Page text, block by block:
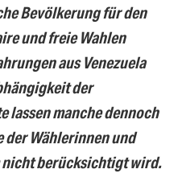
Bevölkerung für den
und freie Wahlen
aus Venezuela
der
lassen manche dennoch
der Wählerinnen und
nicht berücksichtigt wird.